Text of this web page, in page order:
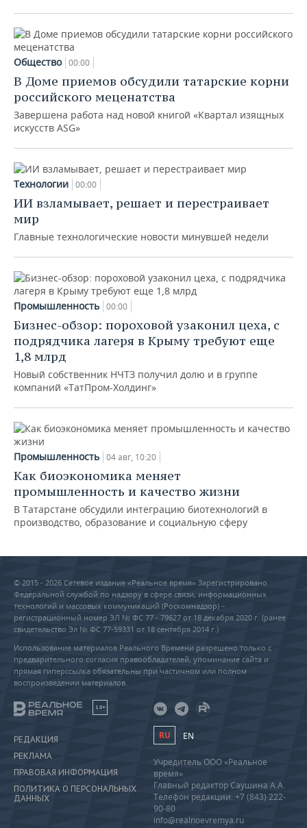
Общество 00:00
В Доме приемов обсудили татарские корни
российского меценатства
Завершена работа над новой книгой «Квартал изящных
искусств ASG»
Технологии 00:00
ИИ взламывает, решает и перестраивает
мир
Главные технологические новости минувшей недели
Промышленность 00:00
Бизнес-обзор: пороховой узаконил цеха, с
подрядчика лагеря в Крыму требуют еще
1,8 млрд
Новый собственник НЧТЗ получил долю и в группе
компаний «ТатПром-Холдинг»
Промышленность 04 авг, 10:20
Как биоэкономика меняет
промышленность и качество жизни
В Татарстане обсудили интеграцию биотехнологий в
производство, образование и социальную сферу
© 2015 - 2026 Сетевое издание «Реальное время» Зарегистрировано
Федеральной службой по надзору в сфере связи, информационных
технологий и массовых коммуникаций (Роскомнадзор) –
регистрационный номер ЭЛ № ФС 77 - 79627 от 18 декабря 2020 г. (ранее
свидетельство Эл № ФС 77-59331 от 18 сентября 2014 г.)
Использование материалов Реального Времени разрешено только с
предварительного согласия правообладателей, упоминание сайта и
прямая гиперссылка обязательны при частичном или полном
воспроизведении материалов.
18+
РЕДАКЦИЯ
РЕКЛАМА
ПРАВОВАЯ ИНФОРМАЦИЯ
ПОЛИТИКА О ПЕРСОНАЛЬНЫХ
ДАННЫХ
RU EN
Учредитель ООО «Реальное
время»
Главный редактор Саушина А.А.
Телефон редакции: +7 (843) 222-
90-80
info@realnoevremya.ru